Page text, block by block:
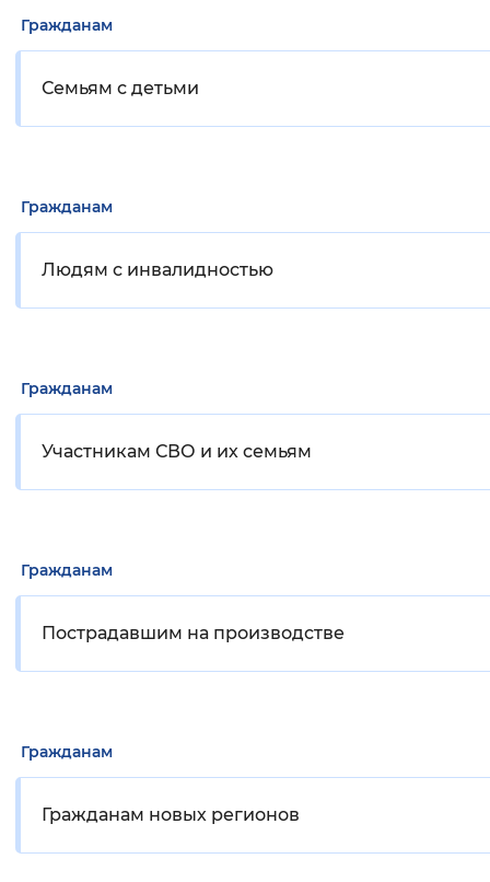
Гражданам
Семьям с детьми
Гражданам
Людям с инвалидностью
Гражданам
Участникам СВО и их семьям
Гражданам
Пострадавшим на производстве
Гражданам
Гражданам новых регионов